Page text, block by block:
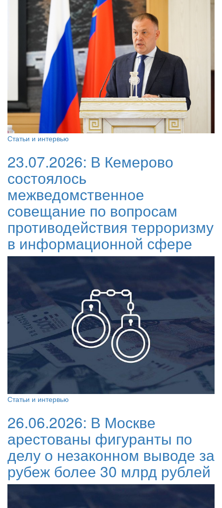
Статьи и интервью
23.07.2026: В Кемерово
состоялось
межведомственное
совещание по вопросам
противодействия терроризму
в информационной сфере
Статьи и интервью
26.06.2026: В Москве
арестованы фигуранты по
делу о незаконном выводе за
рубеж более 30 млрд рублей